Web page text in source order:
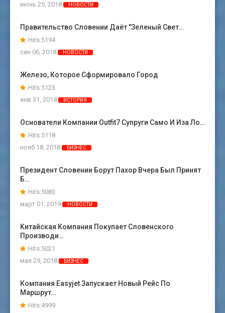
июнь 25, 2018
НОВОСТИ
Правительство Словении Даёт "зеленый Свет…
Hits:5194
сен 06, 2018
НОВОСТИ
Железо, Которое Сформировало Город
Hits:5123
янв 31, 2018
ИСТОРИЯ
Основатели Компании Outfit7 Супруги Само И Иза Ло…
Hits:5118
нояб 18, 2018
БИЗНЕС
Президент Словении Борут Пахор Вчера Был Принят
Б…
Hits:5083
март 01, 2019
НОВОСТИ
Kитайская Компания Покупает Словенского
Производи…
Hits:5021
мая 29, 2018
БИЗНЕС
Компания Easyjet Запускает Новый Рейс По
Маршрут…
Hits:4999